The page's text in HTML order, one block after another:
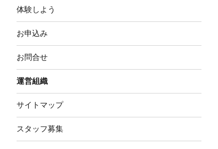
体験しよう
お申込み
お問合せ
運営組織
サイトマップ
スタッフ募集